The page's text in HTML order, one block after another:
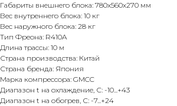
Габариты внешнего блока: 780х560х270 мм
Вес внутреннего блока: 10 кг
Вес наружного блока: 28 кг
Тип Фреона: R410A
Длина трассы: 10 м
Страна производства: Китай
Страна бренда: Япония
Марка компрессора: GMCC
Диапазон t на охлаждение, С: -10...+43
Диапазон t на обогрев, С: -7...+24